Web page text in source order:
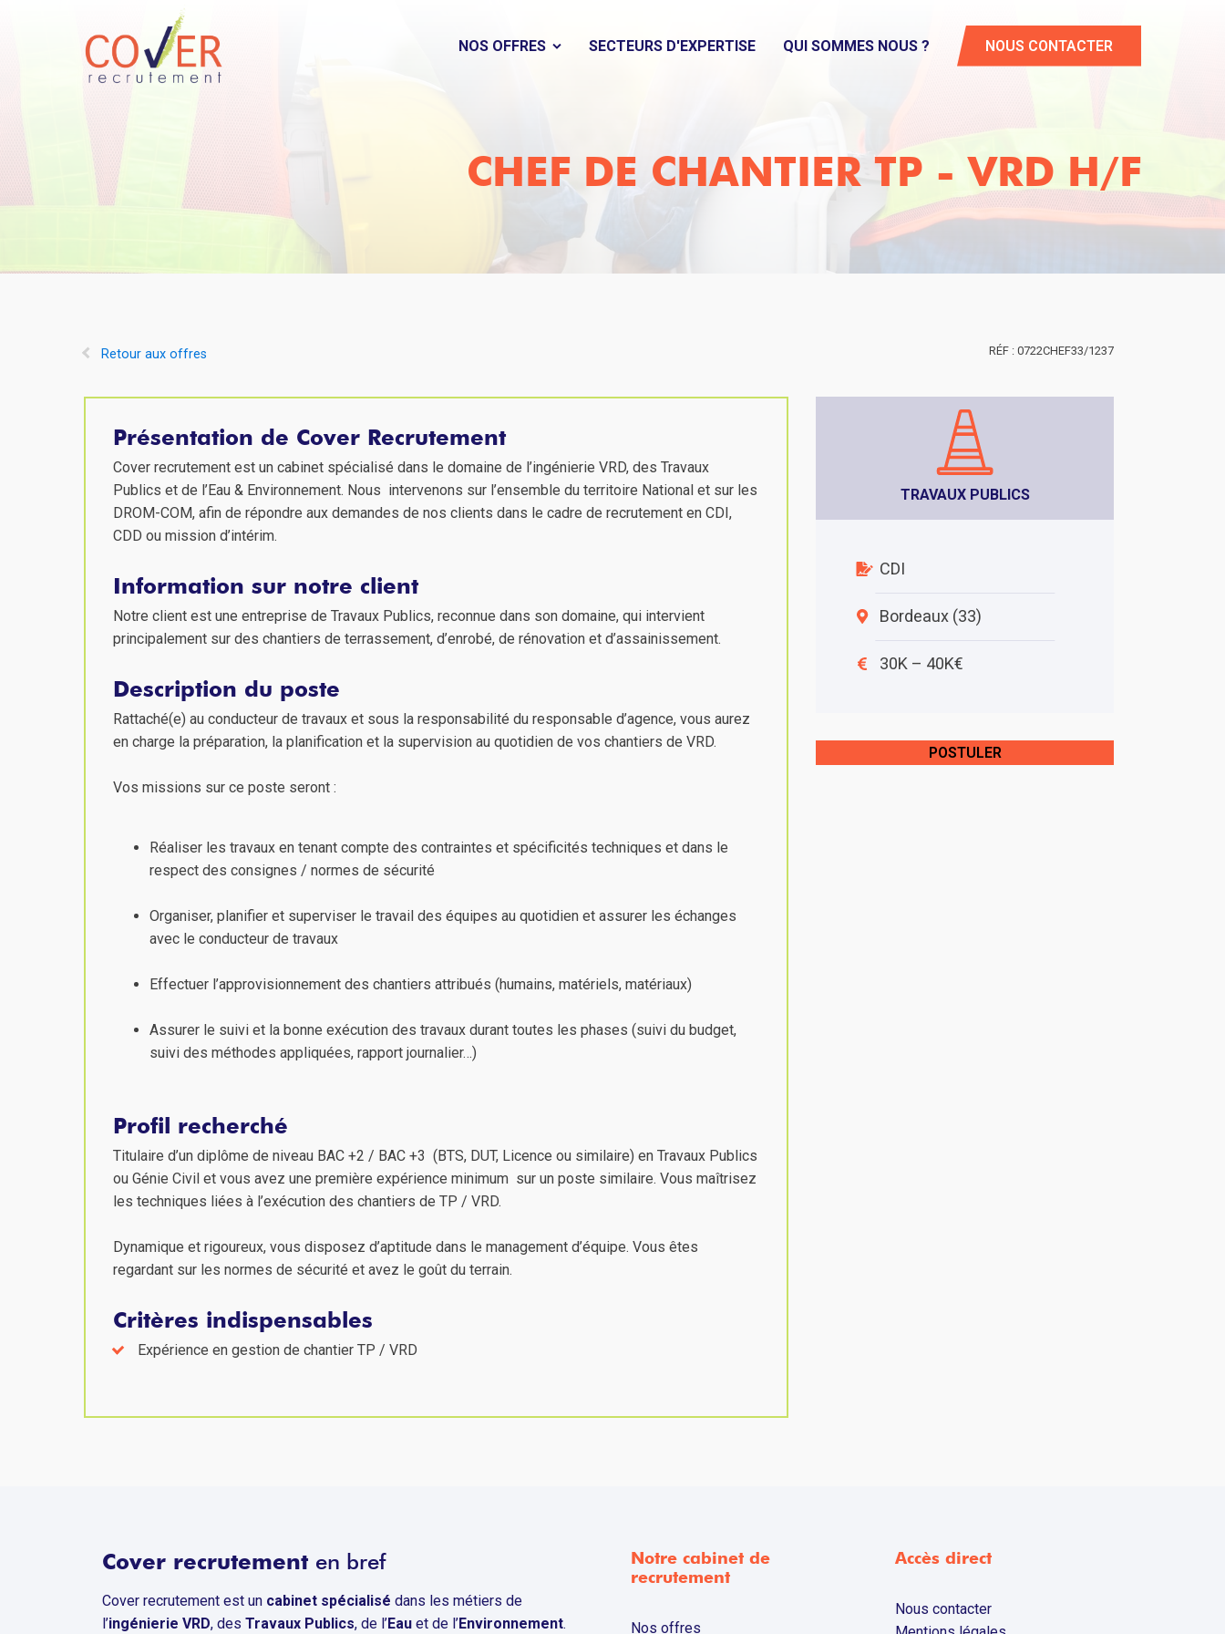
NOS OFFRES SECTEURS D'EXPERTISE QUI SOMMES NOUS ? NOUS CONTACTER
CHEF DE CHANTIER TP - VRD H/F
Retour aux offres 0722CHEF33/1237
Présentation de Cover Recrutement
Cover recrutement est un cabinet spécialisé dans le domaine de l’ingénierie VRD, des Travaux
Publics et de l’Eau & Environnement. Nous intervenons sur l’ensemble du territoire National et sur les
DROM-COM, afin de répondre aux demandes de nos clients dans le cadre de recrutement en CDI,
CDD ou mission d’intérim.
Information sur notre client
Notre client est une entreprise de Travaux Publics, reconnue dans son domaine, qui intervient
principalement sur des chantiers de terrassement, d’enrobé, de rénovation et d’assainissement.
Description du poste
Rattaché(e) au conducteur de travaux et sous la responsabilité du responsable d’agence, vous aurez
en charge la préparation, la planification et la supervision au quotidien de vos chantiers de VRD.
Vos missions sur ce poste seront :
Réaliser les travaux en tenant compte des contraintes et spécificités techniques et dans le
respect des consignes / normes de sécurité
Organiser, planifier et superviser le travail des équipes au quotidien et assurer les échanges
avec le conducteur de travaux
Effectuer l’approvisionnement des chantiers attribués (humains, matériels, matériaux)
Assurer le suivi et la bonne exécution des travaux durant toutes les phases (suivi du budget,
suivi des méthodes appliquées, rapport journalier…)
Profil recherché
Titulaire d’un diplôme de niveau BAC +2 / BAC +3 (BTS, DUT, Licence ou similaire) en Travaux Publics
ou Génie Civil et vous avez une première expérience minimum sur un poste similaire. Vous maîtrisez
les techniques liées à l’exécution des chantiers de TP / VRD.
Dynamique et rigoureux, vous disposez d’aptitude dans le management d’équipe. Vous êtes
regardant sur les normes de sécurité et avez le goût du terrain.
Critères indispensables
Expérience en gestion de chantier TP / VRD
TRAVAUX PUBLICS
CDI
Bordeaux (33)
30K – 40K€
POSTULER
Cover recrutement en bref
Cover recrutement est un cabinet spécialisé dans les métiers de
l’ingénierie VRD, des Travaux Publics, de l’Eau et de l’Environnement.
Notre cabinet de
recrutement
Nos offres
Accès direct
Nous contacter